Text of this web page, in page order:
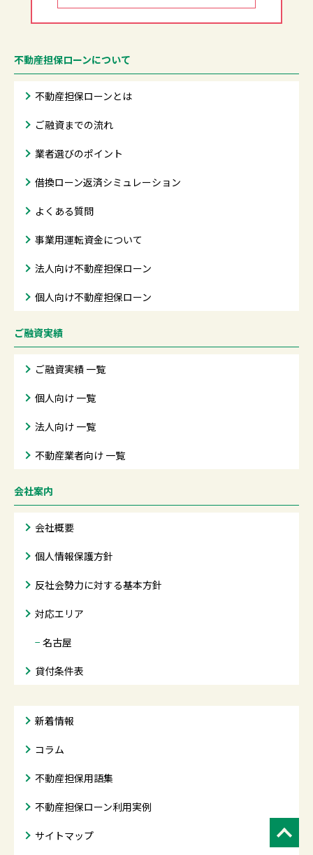
不動産担保ローンについて
不動産担保ローンとは
ご融資までの流れ
業者選びのポイント
借換ローン返済シミュレーション
よくある質問
事業用運転資金について
法人向け不動産担保ローン
個人向け不動産担保ローン
ご融資実績
ご融資実績 一覧
個人向け 一覧
法人向け 一覧
不動産業者向け 一覧
会社案内
会社概要
個人情報保護方針
反社会勢力に対する基本方針
対応エリア
− 名古屋
貸付条件表
新着情報
コラム
不動産担保用語集
不動産担保ローン利用実例
サイトマップ